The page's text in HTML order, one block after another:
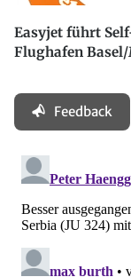
Easyjet führt
Flughafen
Feedback